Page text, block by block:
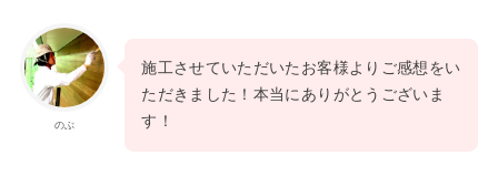
のぶ
施工させていただいたお客様よりご感想をい
ただきました！本当にありがとうございま
す！